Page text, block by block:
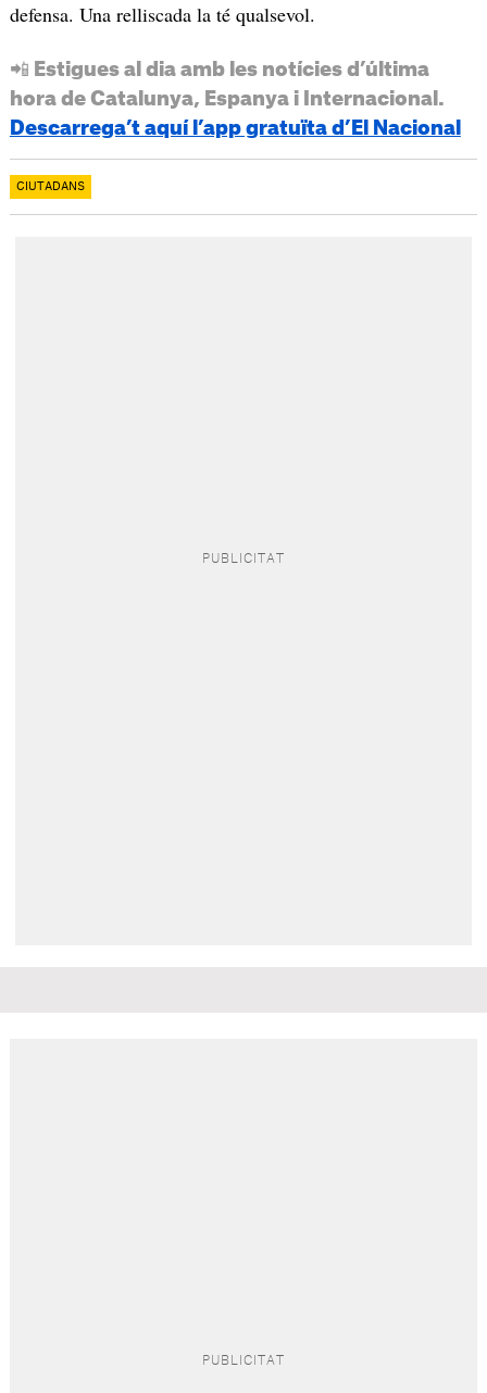
defensa. Una relliscada la té qualsevol.
📲 Estigues al dia amb les notícies d’última
hora de Catalunya, Espanya i Internacional.
Descarrega’t aquí l’app gratuïta d’El Nacional
CIUTADANS